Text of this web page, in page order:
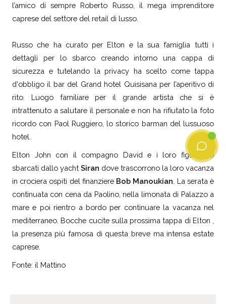
l’amico di sempre Roberto Russo, il mega imprenditore
caprese del settore del retail di lusso.
Russo che ha curato per Elton e la sua famiglia tutti i
dettagli per lo sbarco creando intorno una cappa di
sicurezza e tutelando la privacy ha scelto come tappa
d'obbligo il bar del Grand hotel Quisisana per l’aperitivo di
rito. Luogo familiare per il grande artista che si è
intrattenuto a salutare il personale e non ha rifiutato la foto
ricordo con Paol Ruggiero, lo storico barman del lussuoso
hotel.
Elton John con il compagno David e i loro figli sono
sbarcati dallo yacht Siran dove trascorrono la loro vacanza
in crociera ospiti del finanziere Bob Manoukian . La serata è
continuata con cena da Paolino, nella limonata di Palazzo a
mare e poi rientro a bordo per continuare la vacanza nel
mediterraneo. Bocche cucite sulla prossima tappa di Elton ,
la presenza più famosa di questa breve ma intensa estate
caprese.
Fonte: il Mattino